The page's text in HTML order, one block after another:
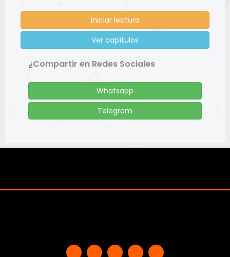
Iniciar lectura
Ver capítulos
¿Compartir en Redes Sociales
Whatsapp
Telegram